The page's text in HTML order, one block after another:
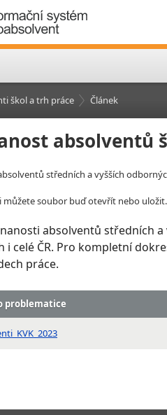
škol a trh práce Článek
absolventů
středních a vyšších
soubor buď otevřít nebo uložit.
absolventů středních
i celé ČR. Pro kompletní
práce.
problematice